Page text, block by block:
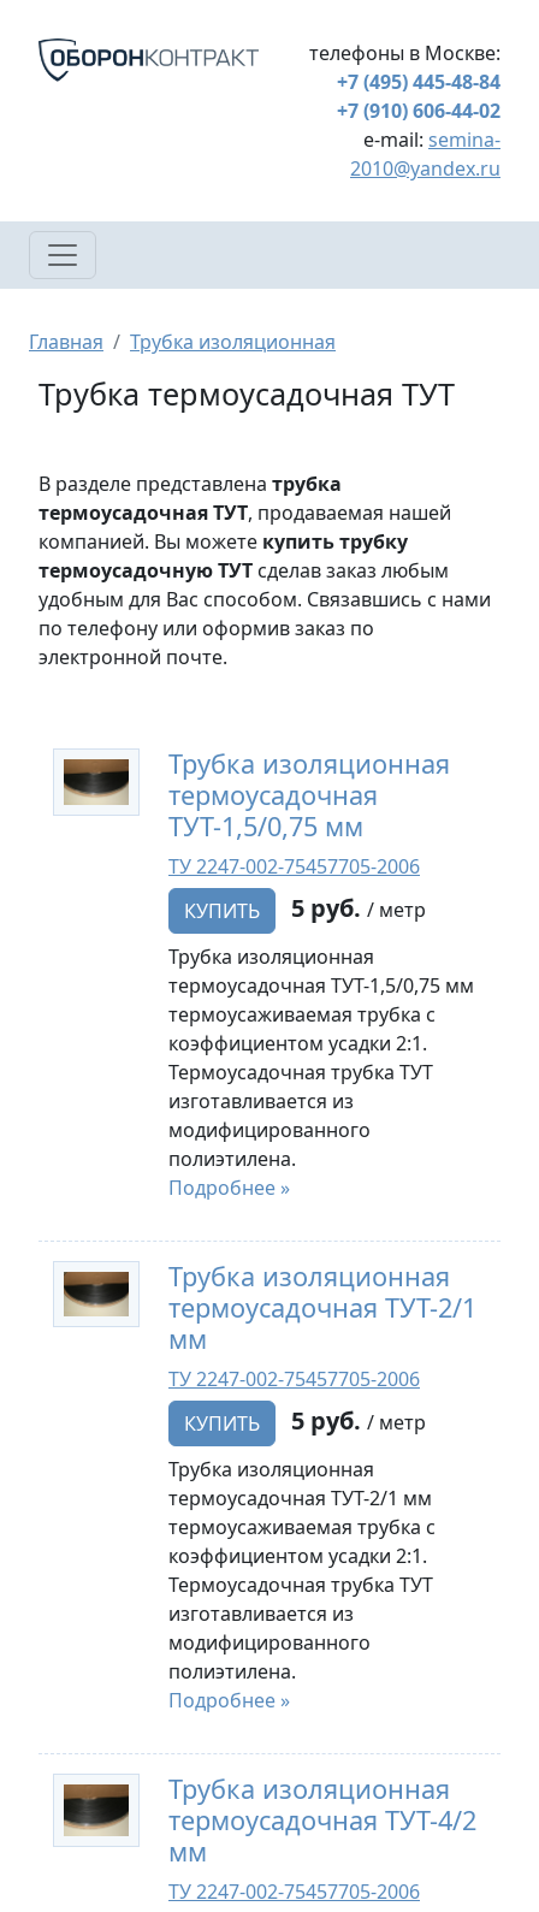
телефоны в Москве:
+7 (495) 445-48-84
+7 (910) 606-44-02
e-mail: semina-
2010@yandex.ru
Строка навигации
Главная Трубка изоляционная
Трубка термоусадочная ТУТ
В разделе представлена трубка
термоусадочная ТУТ, продаваемая нашей
компанией. Вы можете купить трубку
термоусадочную ТУТ сделав заказ любым
удобным для Вас способом. Связавшись с нами
по телефону или оформив заказ по
электронной почте.
Трубка изоляционная
термоусадочная
ТУТ-1,5/0,75 мм
ТУ 2247-002-75457705-2006
КУПИТЬ
5 руб. / метр
Трубка изоляционная
термоусадочная ТУТ-1,5/0,75 мм
термоусаживаемая трубка с
коэффициентом усадки 2:1.
Термоусадочная трубка ТУТ
изготавливается из
модифицированного
полиэтилена.
Подробнее »
Трубка изоляционная
термоусадочная ТУТ-2/1
мм
ТУ 2247-002-75457705-2006
КУПИТЬ
5 руб. / метр
Трубка изоляционная
термоусадочная ТУТ-2/1 мм
термоусаживаемая трубка с
коэффициентом усадки 2:1.
Термоусадочная трубка ТУТ
изготавливается из
модифицированного
полиэтилена.
Подробнее »
Трубка изоляционная
термоусадочная ТУТ-4/2
мм
ТУ 2247-002-75457705-2006